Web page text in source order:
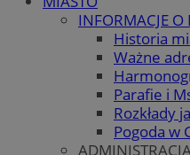
INFORMACJE O
Historia
Ważne
Parafie i
Rozkłady
Pogoda w